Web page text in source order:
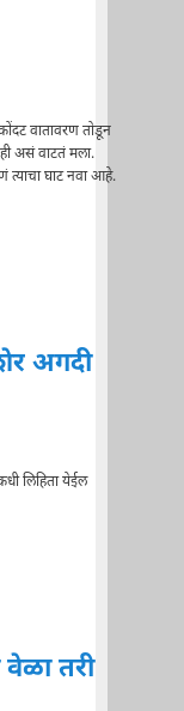
वातावरण तोडून
असं वाटतं मला.
त्याचा घाट नवा आहे.
अगदी
लिहिता येईल
वेळा तरी